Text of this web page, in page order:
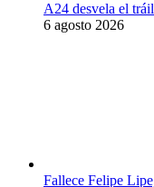
A24 desvela el
6 agosto 2026
Fallece Felipe